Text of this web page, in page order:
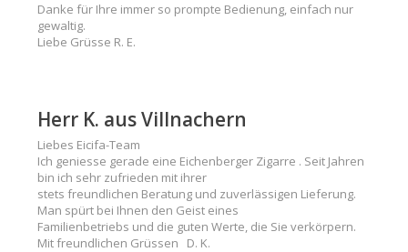
Danke für Ihre immer so prompte Bedienung, einfach nur
gewaltig.
Liebe Grüsse R. E.
Herr K. aus Villnachern
Liebes Eicifa-Team
Ich geniesse gerade eine Eichenberger Zigarre . Seit Jahren
bin ich sehr zufrieden mit ihrer
stets freundlichen Beratung und zuverlässigen Lieferung.
Man spürt bei Ihnen den Geist eines
Familienbetriebs und die guten Werte, die Sie verkörpern.
Mit freundlichen Grüssen D. K.